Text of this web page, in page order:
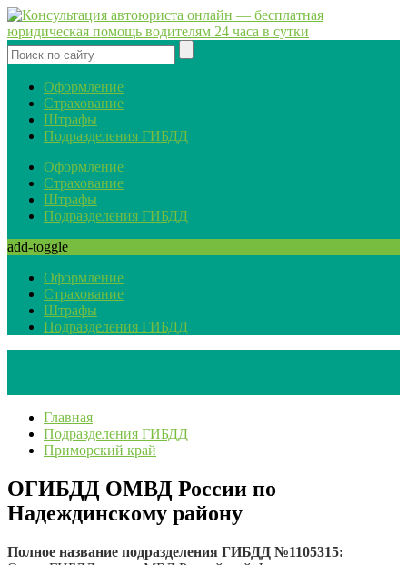
Оформление
Страхование
Штрафы
Подразделения ГИБДД
Оформление
Страхование
Штрафы
Подразделения ГИБДД
add-toggle
Оформление
Страхование
Штрафы
Подразделения ГИБДД
Главная
Подразделения ГИБДД
Приморский край
ОГИБДД ОМВД России по
Надеждинскому району
Полное название подразделения ГИБДД №1105315: